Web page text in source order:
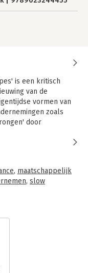
is een kritisch
van de
vormen van
zoals
door
voor
is
met name
de toenemende
dan? Of
afgedaan?
geeft een
geeft veel
balans tussen
, maatschappelijk
, slow